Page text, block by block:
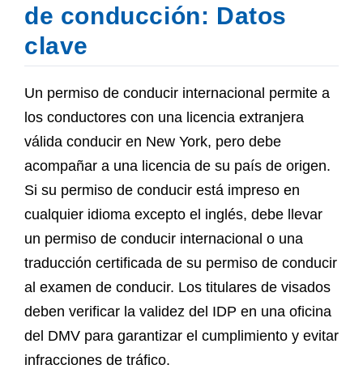
de conducción: Datos
clave
Un permiso de conducir internacional permite a
los conductores con una licencia extranjera
válida conducir en New York, pero debe
acompañar a una licencia de su país de origen.
Si su permiso de conducir está impreso en
cualquier idioma excepto el inglés, debe llevar
un permiso de conducir internacional o una
traducción certificada de su permiso de conducir
al examen de conducir. Los titulares de visados
deben verificar la validez del IDP en una oficina
del DMV para garantizar el cumplimiento y evitar
infracciones de tráfico.